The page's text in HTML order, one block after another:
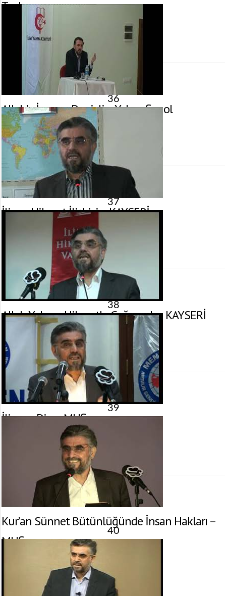
Tuzla
12 Şubat 2012 tarihinde yayınlandı.
Gösterim: 3.245
Allah’a İman – Denizli – Yahya Şenol
28 Ocak 2012 tarihinde yayınlandı.
Gösterim:
5.008
görüntülenme
36
İlim – Hikmet İlişkisi – KAYSERİ
18 Aralık 2011 tarihinde yayınlandı.
37
Allah Yoluna Hikmetle Çağırmak – KAYSERİ
17 Aralık 2011 tarihinde yayınlandı.
Gösterim:
görüntülenme
38
İlim ve Din – MUŞ
16 Aralık 2011 tarihinde yayınlandı.
39
Kur’an Sünnet Bütünlüğünde İnsan Hakları –
MUŞ
15 Aralık 2011 tarihinde yayınlandı.
2.477
görüntülenme
40